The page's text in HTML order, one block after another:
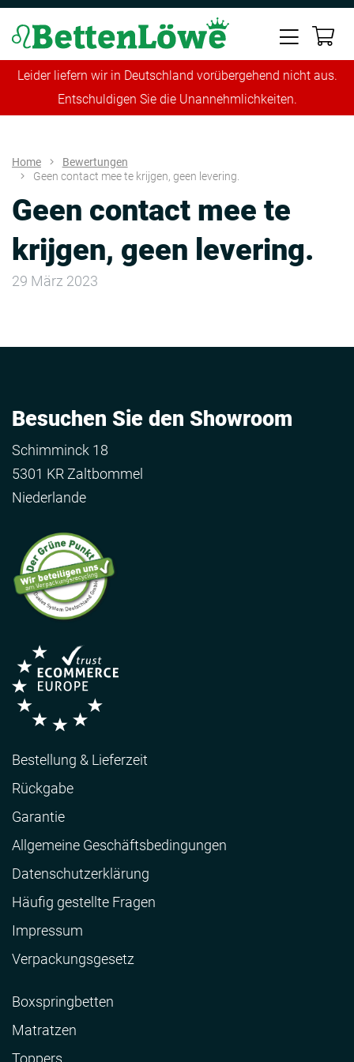
Leider liefern wir in Deutschland vorübergehend nicht aus.
Entschuldigen Sie die Unannehmlichkeiten.
Home
Bewertungen
Geen contact mee te krijgen, geen levering.
Geen contact mee te
krijgen, geen levering.
29 März 2023
Besuchen Sie den Showroom
Schimminck 18
5301 KR Zaltbommel
Niederlande
Bestellung & Lieferzeit
Rückgabe
Garantie
Allgemeine Geschäftsbedingungen
Datenschutzerklärung
Häufig gestellte Fragen
Impressum
Verpackungsgesetz
Boxspringbetten
Matratzen
Toppers